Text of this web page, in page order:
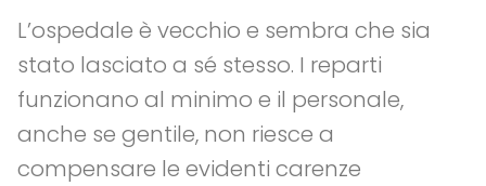
L’ospedale è vecchio e sembra che sia
stato lasciato a sé stesso. I reparti
funzionano al minimo e il personale,
anche se gentile, non riesce a
compensare le evidenti carenze